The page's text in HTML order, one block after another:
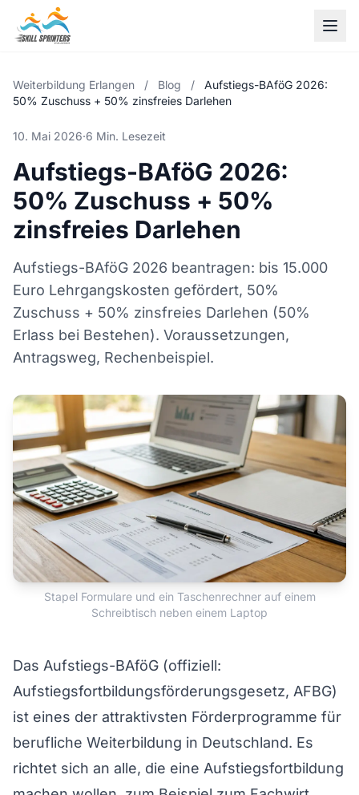
Weiterbildung Erlangen / Blog /
Aufstiegs-BAföG 2026:
50% Zuschuss + 50% zinsfreies Darlehen
10. Mai 2026·6 Min. Lesezeit
Aufstiegs-BAföG 2026:
50% Zuschuss + 50%
zinsfreies Darlehen
Aufstiegs-BAföG 2026 beantragen: bis 15.000
Euro Lehrgangskosten gefördert, 50%
Zuschuss + 50% zinsfreies Darlehen (50%
Erlass bei Bestehen). Voraussetzungen,
Antragsweg, Rechenbeispiel.
Stapel Formulare und ein Taschenrechner auf einem
Schreibtisch neben einem Laptop
Das Aufstiegs-BAföG (offiziell:
Aufstiegsfortbildungsförderungsgesetz, AFBG)
ist eines der attraktivsten Förderprogramme für
berufliche Weiterbildung in Deutschland. Es
richtet sich an alle, die eine Aufstiegsfortbildung